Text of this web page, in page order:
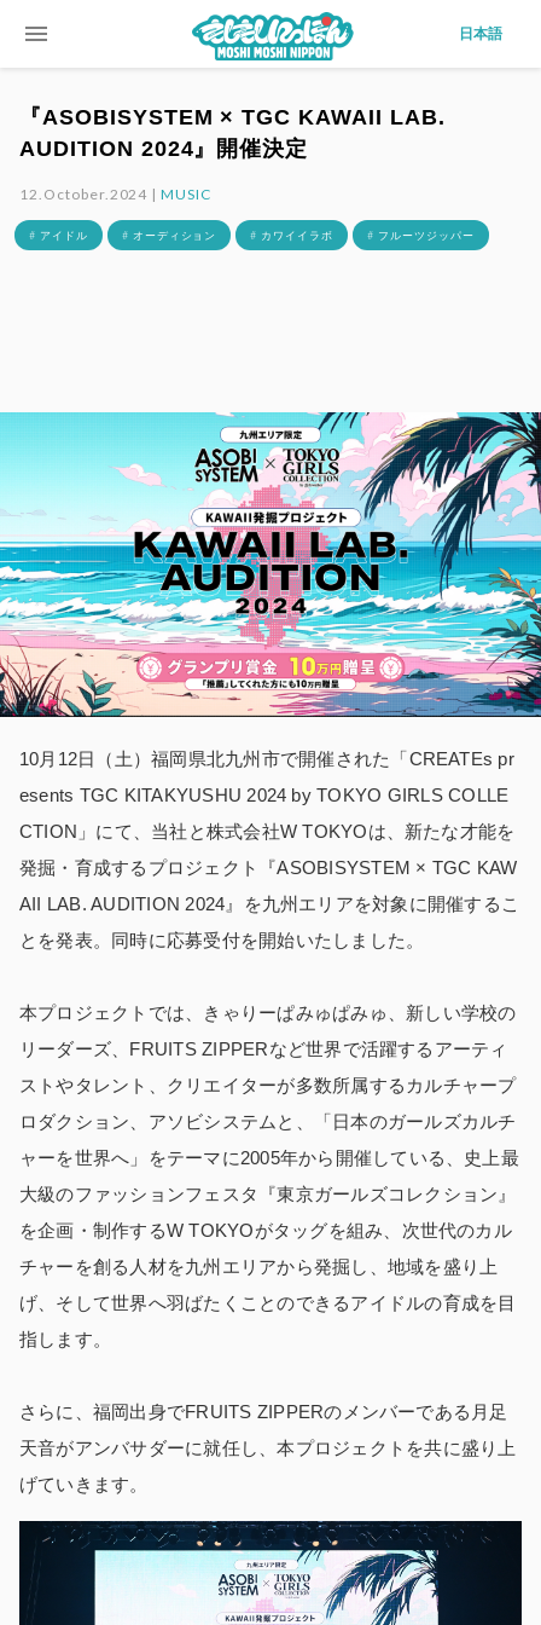
menu 日本語
『ASOBISYSTEM × TGC KAWAII LAB.
AUDITION 2024』開催決定
12.October.2024 |MUSIC
# アイドル # オーディション # カワイイラボ # フルーツジッパー
10月12日（土）福岡県北九州市で開催された「CREATEs pr
esents TGC KITAKYUSHU 2024 by TOKYO GIRLS COLLE
CTION」にて、当社と株式会社W TOKYOは、新たな才能を
発掘・育成するプロジェクト『ASOBISYSTEM × TGC KAW
AII LAB. AUDITION 2024』を九州エリアを対象に開催するこ
とを発表。同時に応募受付を開始いたしました。
本プロジェクトでは、きゃりーぱみゅぱみゅ、新しい学校の
リーダーズ、FRUITS ZIPPERなど世界で活躍するアーティ
ストやタレント、クリエイターが多数所属するカルチャープ
ロダクション、アソビシステムと、「日本のガールズカルチ
ャーを世界へ」をテーマに2005年から開催している、史上最
大級のファッションフェスタ『東京ガールズコレクション』
を企画・制作するW TOKYOがタッグを組み、次世代のカル
チャーを創る人材を九州エリアから発掘し、地域を盛り上
げ、そして世界へ羽ばたくことのできるアイドルの育成を目
指します。
さらに、福岡出身でFRUITS ZIPPERのメンバーである月足
天音がアンバサダーに就任し、本プロジェクトを共に盛り上
げていきます。